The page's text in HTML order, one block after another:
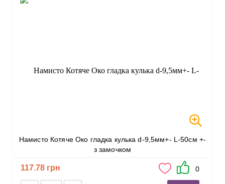
Намисто Котяче Око гладка кулька d-9,5мм+- L-50см +-
з замочком
117.78 грн 0